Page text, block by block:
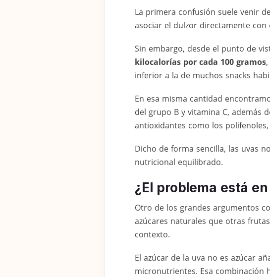
La primera confusión suele venir
asociar el dulzor directamente con
Sin embargo, desde el punto de
kilocalorías por cada 100 gramos
inferior a la de muchos snacks
En esa misma cantidad
del grupo B y vitamina C, además
antioxidantes como los
Dicho de forma sencilla, las uvas
nutricional equilibrado.
¿El problema está
Otro de los grandes argumentos
azúcares naturales que otras
contexto.
El azúcar de la uva no es azúcar
micronutrientes. Esa combinación